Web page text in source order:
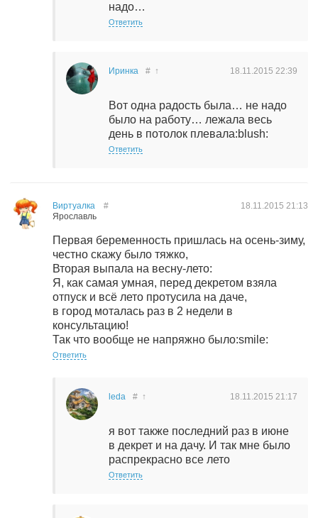
надо…
Ответить
Иринка 18.11.2015 22:39
# ↑
Вот одна радость была… не надо
было на работу… лежала весь
день в потолок плевала:blush:
Ответить
Виртуалка
Ярославль
18.11.2015 21:13
#
Первая беременность пришлась на осень-зиму,
честно скажу было тяжко,
Вторая выпала на весну-лето:
Я, как самая умная, перед декретом взяла
отпуск и всё лето протусила на даче,
в город моталась раз в 2 недели в
консультацию!
Так что вообще не напряжно было:smile:
Ответить
leda 18.11.2015 21:17
# ↑
я вот также последний раз в июне
в декрет и на дачу. И так мне было
распрекрасно все лето
Ответить